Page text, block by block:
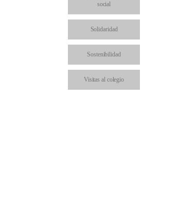
social
Solidaridad
Sostenibilidad
Visitas al colegio